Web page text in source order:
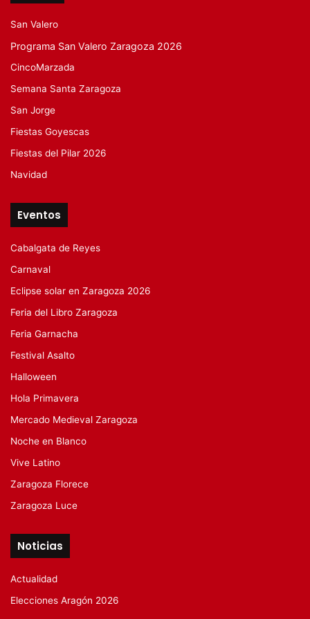
San Valero
Programa San Valero Zaragoza 2026
CincoMarzada
Semana Santa Zaragoza
San Jorge
Fiestas Goyescas
Fiestas del Pilar 2026
Navidad
Eventos
Cabalgata de Reyes
Carnaval
Eclipse solar en Zaragoza 2026
Feria del Libro Zaragoza
Feria Garnacha
Festival Asalto
Halloween
Hola Primavera
Mercado Medieval Zaragoza
Noche en Blanco
Vive Latino
Zaragoza Florece
Zaragoza Luce
Noticias
Actualidad
Elecciones Aragón 2026